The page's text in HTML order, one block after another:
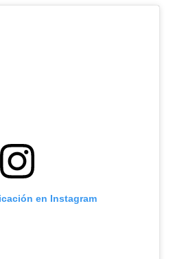
en Instagram